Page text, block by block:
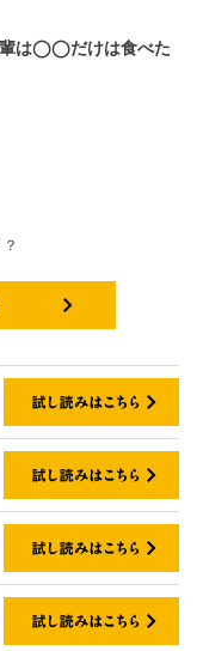
輩は◯◯だけは食べた